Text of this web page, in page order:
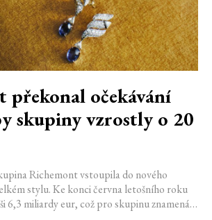
překonal očekávání
skupiny vzrostly o 20
Richemont vstoupila do nového
stylu. Ke konci června letošního roku
6,3 miliardy eur, což pro skupinu znamená